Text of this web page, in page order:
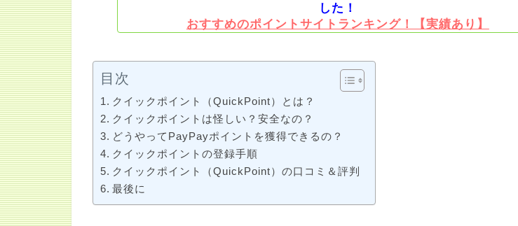
した！
おすすめのポイントサイトランキング！【実績あり】
目次
クイックポイント（QuickPoint）とは？
クイックポイントは怪しい？安全なの？
どうやってPayPayポイントを獲得できるの？
クイックポイントの登録手順
クイックポイント（QuickPoint）の口コミ＆評判
最後に